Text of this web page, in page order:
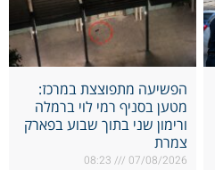
הפשיעה מתפוצצת במרכז:
מטען בסניף רמי לוי ברמלה
ורימון שני בתוך שבוע בפארק
צמרת
07/08/2026